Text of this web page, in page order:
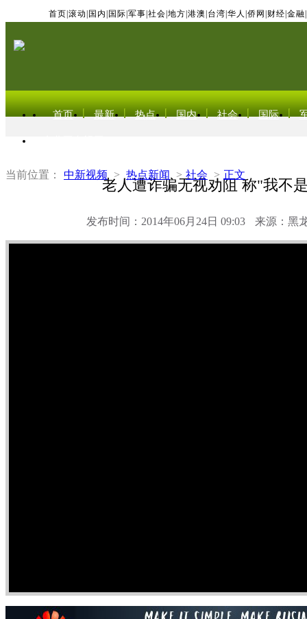
首页 滚动 国内 国际 军事 社会 地方 港澳 台湾 华人 侨网 财经 金融
首页 最新 热点 国内 社会 国际
当前位置： 中新视频 > 热点新闻 > 社会 > 正文
老人遭诈骗无视劝阻 称"我不
发布时间：2014年06月24日 09:03 来源：黑